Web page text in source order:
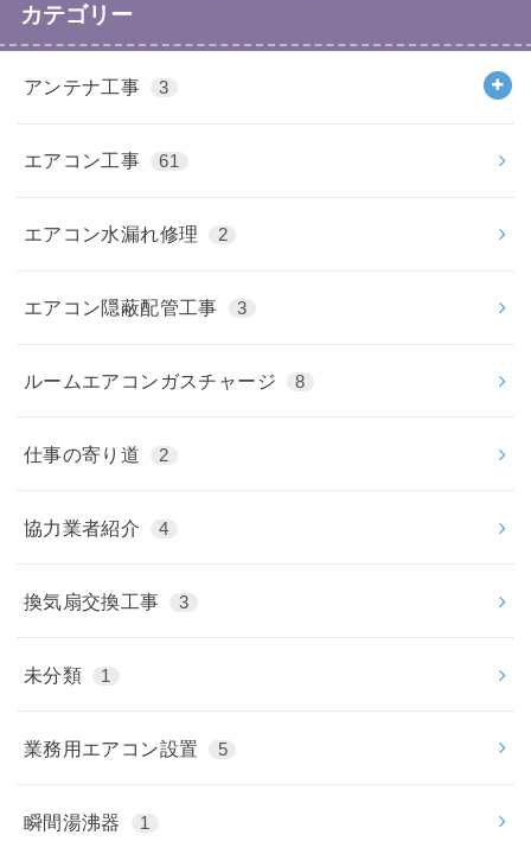
カテゴリー
アンテナ工事 3
エアコン工事 61
エアコン水漏れ修理 2
エアコン隠蔽配管工事 3
ルームエアコンガスチャージ 8
仕事の寄り道 2
協力業者紹介 4
換気扇交換工事 3
未分類 1
業務用エアコン設置 5
瞬間湯沸器 1